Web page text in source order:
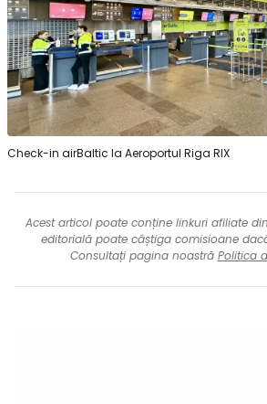
Check-in airBaltic la Aeroportul Riga RIX
Acest articol poate conține linkuri afiliate
editorială poate câștiga comisioane
Consultați pagina noastră Politica